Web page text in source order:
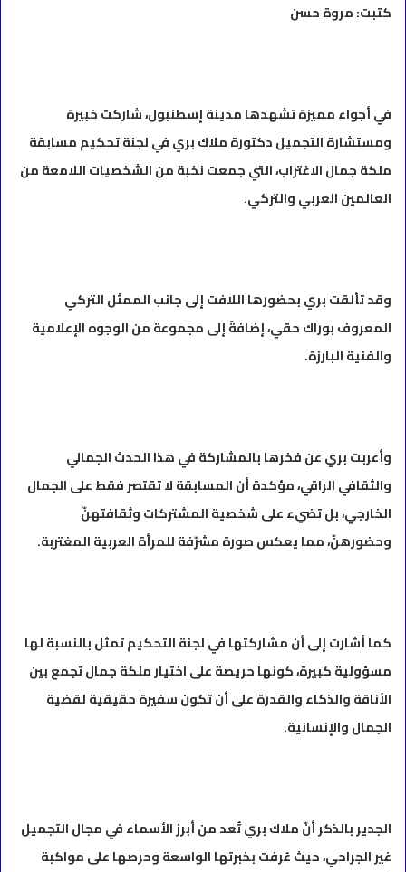
كتبت: مروة حسن
في أجواء مميزة تشهدها مدينة إسطنبول، شاركت خبيرة
ومستشارة التجميل دكتورة ملاك بري في لجنة تحكيم مسابقة
ملكة جمال الاغتراب، التي جمعت نخبة من الشخصيات اللامعة من
العالمين العربي والتركي.
وقد تألقت بري بحضورها اللافت إلى جانب الممثل التركي
المعروف بوراك حقي، إضافةً إلى مجموعة من الوجوه الإعلامية
والفنية البارزة.
وأعربت بري عن فخرها بالمشاركة في هذا الحدث الجمالي
والثقافي الراقي، مؤكدة أن المسابقة لا تقتصر فقط على الجمال
الخارجي، بل تضيء على شخصية المشتركات وثقافتهنّ
وحضورهنّ، مما يعكس صورة مشرّفة للمرأة العربية المغتربة.
كما أشارت إلى أن مشاركتها في لجنة التحكيم تمثل بالنسبة لها
مسؤولية كبيرة، كونها حريصة على اختيار ملكة جمال تجمع بين
الأناقة والذكاء والقدرة على أن تكون سفيرة حقيقية لقضية
الجمال والإنسانية.
الجدير بالذكر أنّ ملاك بري تُعد من أبرز الأسماء في مجال التجميل
غير الجراحي، حيث عُرفت بخبرتها الواسعة وحرصها على مواكبة